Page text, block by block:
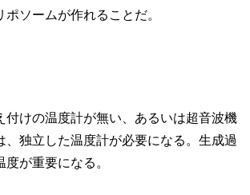
ポソームが作れることだ。
付けの温度計が無い、あるいは超音波機
、独立した温度計が必要になる。生成過
が重要になる。